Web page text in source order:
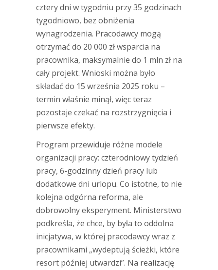
cztery dni w tygodniu przy 35 godzinach
tygodniowo, bez obniżenia
wynagrodzenia. Pracodawcy mogą
otrzymać do 20 000 zł wsparcia na
pracownika, maksymalnie do 1 mln zł na
cały projekt. Wnioski można było
składać do 15 września 2025 roku –
termin właśnie minął, więc teraz
pozostaje czekać na rozstrzygnięcia i
pierwsze efekty.
Program przewiduje różne modele
organizacji pracy: czterodniowy tydzień
pracy, 6-godzinny dzień pracy lub
dodatkowe dni urlopu. Co istotne, to nie
kolejna odgórna reforma, ale
dobrowolny eksperyment. Ministerstwo
podkreśla, że chce, by była to oddolna
inicjatywa, w której pracodawcy wraz z
pracownikami „wydeptują ścieżki, które
resort później utwardzi”. Na realizację